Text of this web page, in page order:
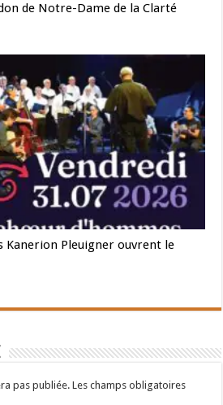
de Notre-Dame de la Clarté
Kanerion Pleuigner ouvrent le
pas publiée. Les champs obligatoires